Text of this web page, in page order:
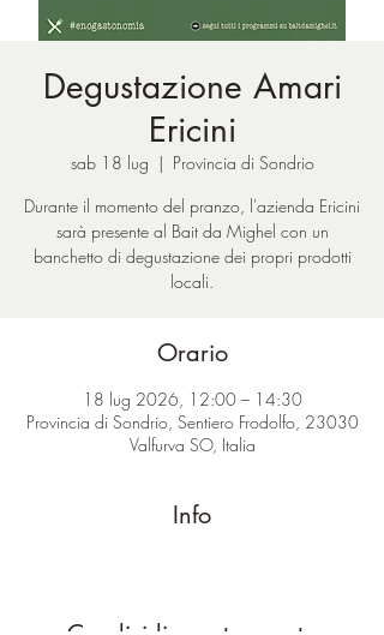
Degustazione Amari
Ericini
sab 18 lug
  |
Provincia di Sondrio
Durante il momento del pranzo, l'azienda Ericini
sarà presente al Bait da Mighel con un
banchetto di degustazione dei propri prodotti
locali.
Orario
18 lug 2026, 12:00 – 14:30
Provincia di Sondrio, Sentiero Frodolfo, 23030
Valfurva SO, Italia
Info